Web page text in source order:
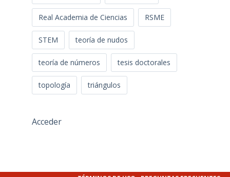
Real Academia de Ciencias RSME
STEM teoría de nudos
teoría de números tesis doctorales
topología triángulos
Acceder